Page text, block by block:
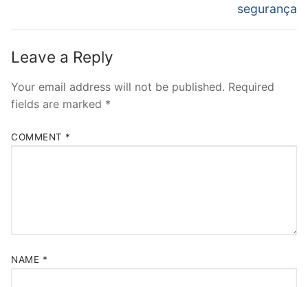
segurança
Leave a Reply
Your email address will not be published. Required
fields are marked *
COMMENT *
NAME *